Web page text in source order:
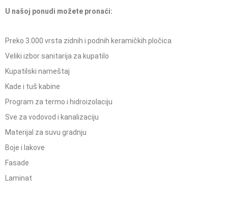
U našoj ponudi možete pronaći:
Preko 3.000 vrsta zidnih i podnih keramičkih pločica
Veliki izbor sanitarija za kupatilo
Kupatilski nameštaj
Kade i tuš kabine
Program za termo i hidroizolaciju
Sve za vodovod i kanalizaciju
Materijal za suvu gradnju
Boje i lakove
Fasade
Laminat